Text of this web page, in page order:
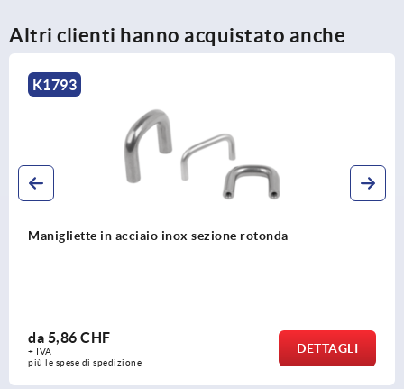
Altri clienti hanno acquistato anche
K1793
Manigliette in acciaio inox sezione rotonda
da 5,86 CHF
+ IVA
più le spese di spedizione
DETTAGLI